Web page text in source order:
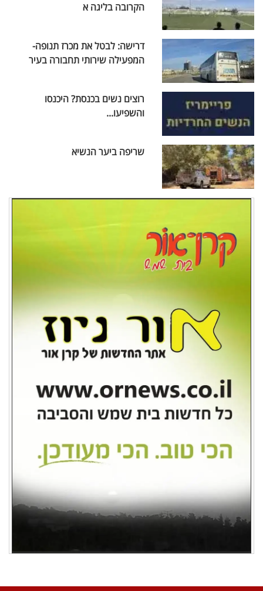
הקרובה בליגה א
דרישה: לבטל את מכרז תנופה-
המפעילה שירותי תחבורה בעיר
רוצים נשים בכנסת? היכנסו
והשפיעו...
שריפה ביער הנשיא